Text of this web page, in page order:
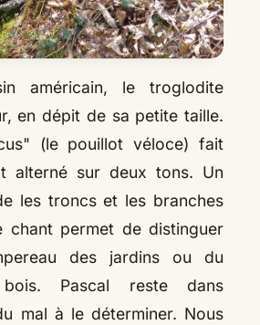
américain, le troglodite
en dépit de sa petite taille.
(le pouillot véloce) fait
alterné sur deux tons. Un
les troncs et les branches
chant permet de distinguer
des jardins ou du
Pascal reste dans
mal à le déterminer. Nous